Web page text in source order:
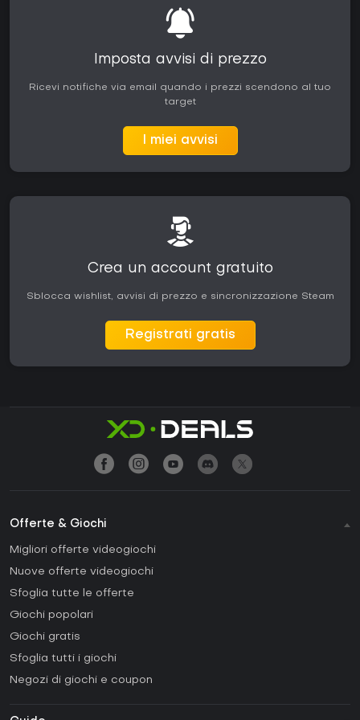
Imposta avvisi di prezzo
Ricevi notifiche via email quando i prezzi scendono al tuo
target
I miei avvisi
Crea un account gratuito
Sblocca wishlist, avvisi di prezzo e sincronizzazione Steam
Registrati gratis
Offerte & Giochi
Migliori offerte videogiochi
Nuove offerte videogiochi
Sfoglia tutte le offerte
Giochi popolari
Giochi gratis
Sfoglia tutti i giochi
Negozi di giochi e coupon